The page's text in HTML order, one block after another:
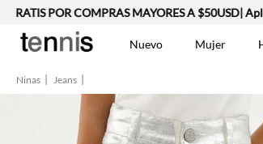
POR COMPRAS MAYORES A $50USD| Aplican
Nuevo Mujer
Ninas Jeans